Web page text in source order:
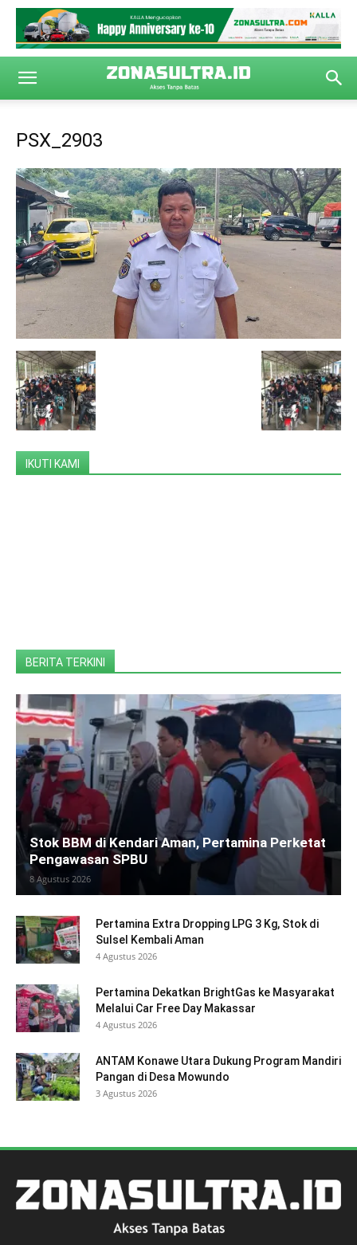
PSX_2903
IKUTI KAMI
BERITA TERKINI
Stok BBM di Kendari Aman, Pertamina Perketat
Pengawasan SPBU
8 Agustus 2026
Pertamina Extra Dropping LPG 3 Kg, Stok di
Sulsel Kembali Aman
4 Agustus 2026
Pertamina Dekatkan BrightGas ke Masyarakat
Melalui Car Free Day Makassar
4 Agustus 2026
ANTAM Konawe Utara Dukung Program Mandiri
Pangan di Desa Mowundo
3 Agustus 2026